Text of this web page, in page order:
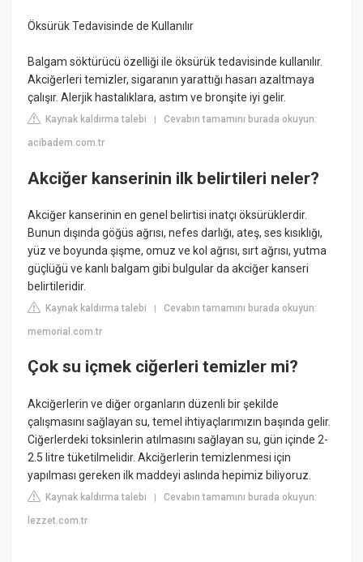
Öksürük Tedavisinde de Kullanılır
Balgam söktürücü özelliği ile öksürük tedavisinde kullanılır.
Akciğerleri temizler, sigaranın yarattığı hasarı azaltmaya
çalışır. Alerjik hastalıklara, astım ve bronşite iyi gelir.
Kaynak kaldırma talebi |Cevabın tamamını burada okuyun:
acibadem.com.tr
Akciğer kanserinin ilk belirtileri neler?
Akciğer kanserinin en genel belirtisi inatçı öksürüklerdir.
Bunun dışında göğüs ağrısı, nefes darlığı, ateş, ses kısıklığı,
yüz ve boyunda şişme, omuz ve kol ağrısı, sırt ağrısı, yutma
güçlüğü ve kanlı balgam gibi bulgular da akciğer kanseri
belirtileridir.
Kaynak kaldırma talebi |Cevabın tamamını burada okuyun:
memorial.com.tr
Çok su içmek ciğerleri temizler mi?
Akciğerlerin ve diğer organların düzenli bir şekilde
çalışmasını sağlayan su, temel ihtiyaçlarımızın başında gelir.
Ciğerlerdeki toksinlerin atılmasını sağlayan su, gün içinde 2-
2.5 litre tüketilmelidir. Akciğerlerin temizlenmesi için
yapılması gereken ilk maddeyi aslında hepimiz biliyoruz.
Kaynak kaldırma talebi |Cevabın tamamını burada okuyun:
lezzet.com.tr